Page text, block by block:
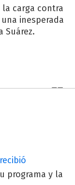
la carga contra
inesperada
Suárez.
recibió
programa y la